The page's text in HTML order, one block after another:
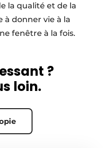
la qualité et de la
à donner vie à la
fenêtre à la fois.
?
loin.